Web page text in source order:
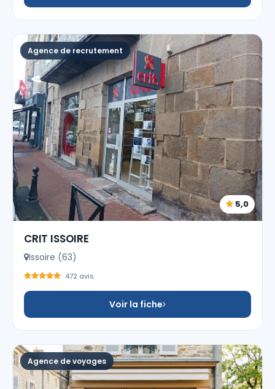
Agence de recrutement
5,0
CRIT ISSOIRE
Issoire (63)
472 avis
Voir la fiche
Agence de voyages